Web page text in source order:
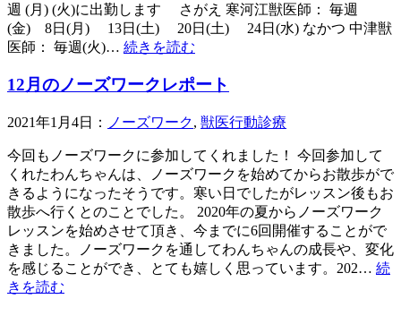
週 (月) (火)に出勤します さがえ 寒河江獣医師： 毎週
(金) 8日(月) 13日(土) 20日(土) 24日(水) なかつ 中津獣
医師： 毎週(火)… 続きを読む
12月のノーズワークレポート
2021年1月4日： ノーズワーク, 獣医行動診療
今回もノーズワークに参加してくれました！ 今回参加して
くれたわんちゃんは、ノーズワークを始めてからお散歩がで
きるようになったそうです。寒い日でしたがレッスン後もお
散歩へ行くとのことでした。 2020年の夏からノーズワーク
レッスンを始めさせて頂き、今までに6回開催することがで
きました。ノーズワークを通してわんちゃんの成長や、変化
を感じることができ、とても嬉しく思っています。202… 続
きを読む